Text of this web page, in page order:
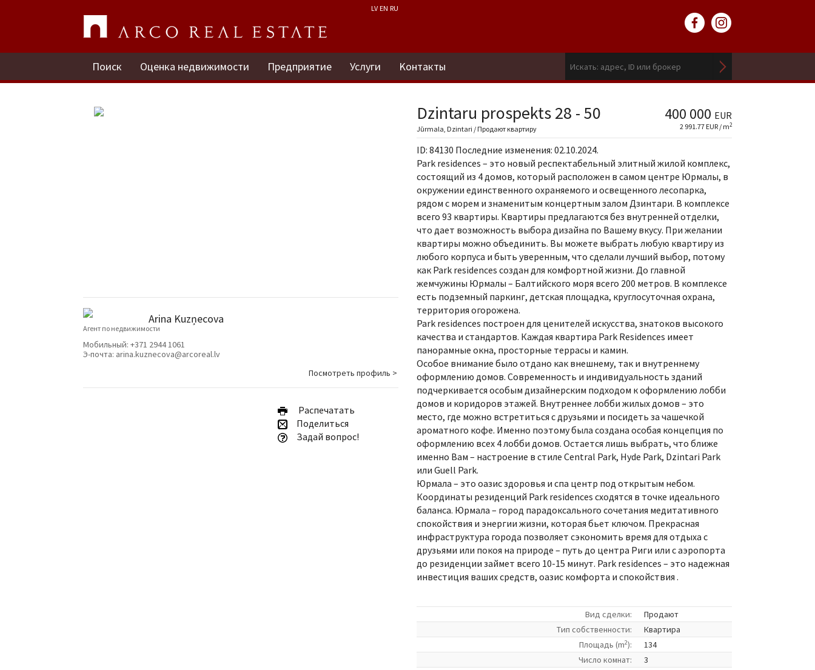
LV EN RU
Поиск Оценка недвижимости Предприятие Услуги Kонтакты
Dzintaru prospekts 28 - 50 400 000 EUR
Jūrmala, Dzintari / Продают квартиру 2 991.77 EUR / m2
ID: 84130 Последние изменения: 02.10.2024.
Park residences – это новый респектабельный элитный жилой комплекс,
состоящий из 4 домов, который расположен в самом центре Юрмалы, в
окружении единственного охраняемого и освещенного лесопарка,
рядом с морем и знаменитым концертным залом Дзинтари. В комплексе
всего 93 квартиры. Квартиры предлагаются без внутренней отделки,
что дает возможность выбора дизайна по Вашему вкусу. При желании
квартиры можно объединить. Вы можете выбрать любую квартиру из
любого корпуса и быть уверенным, что сделали лучший выбор, потому
как Park residences создан для комфортной жизни. До главной
жемчужины Юрмалы – Балтийского моря всего 200 метров. В комплексе
есть подземный паркинг, детская площадка, круглосуточная охрана,
территория огорожена.
Park residences построен для ценителей искусства, знатоков высокого
качества и стандартов. Каждая квартира Park Residences имеет
панорамные окна, просторные террасы и камин.
Особое внимание было отдано как внешнему, так и внутреннему
оформлению домов. Современность и индивидуальность зданий
подчеркивается особым дизайнерским подходом к оформлению лобби
домов и коридоров этажей. Внутреннее лобби жилых домов – это
место, где можно встретиться с друзьями и посидеть за чашечкой
ароматного кофе. Именно поэтому была создана особая концепция по
оформлению всех 4 лобби домов. Остается лишь выбрать, что ближе
именно Вам – настроение в стиле Central Park, Hyde Park, Dzintari Park
или Guell Park.
Юрмала – это оазис здоровья и спа центр под открытым небом.
Координаты резиденций Park residences сходятся в точке идеального
баланса. Юрмала – город парадоксального сочетания медитативного
спокойствия и энергии жизни, которая бьет ключом. Прекрасная
инфраструктура города позволяет сэкономить время для отдыха с
друзьями или покоя на природе – путь до центра Риги или с аэропорта
до резиденции займет всего 10-15 минут. Park residences – это надежная
инвестиция ваших средств, оазис комфорта и спокойствия .
Вид сделки:
Продают
Tип собственности:
Квартира
Площадь (m2):
134
Число комнат:
3
Arina Kuzņecova
Агент по недвижимости
Мобильный: +371 2944 1061
Э-почта: arina.kuznecova@arcoreal.lv
Посмотреть профиль >
Pаспечатать
Поделиться
Задай вопрос!